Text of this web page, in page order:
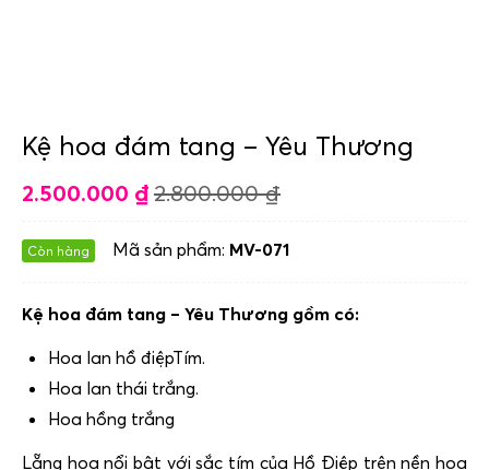
Kệ hoa đám tang – Yêu Thương
2.500.000 ₫ 2.800.000₫
Còn hàng Mã sản phẩm: MV-071
Kệ hoa đám tang – Yêu Thương gồm có:
Hoa lan hồ điệpTím.
Hoa lan thái trắng.
Hoa hồng trắng
Lẵng hoa nổi bật với sắc tím của Hồ Điệp trên nền hoa